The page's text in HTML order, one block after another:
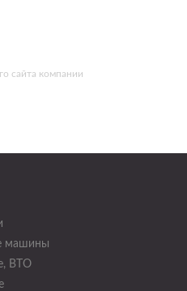
сайта компании
машины
ВТО